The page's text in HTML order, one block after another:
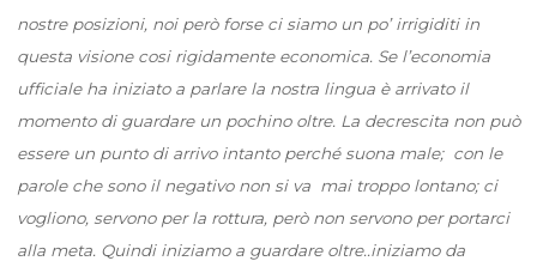
nostre posizioni, noi però forse ci siamo un po’ irrigiditi in
questa visione cosi rigidamente economica. Se l’economia
ufficiale ha iniziato a parlare la nostra lingua è arrivato il
momento di guardare un pochino oltre. La decrescita non può
essere un punto di arrivo intanto perché suona male; con le
parole che sono il negativo non si va mai troppo lontano; ci
vogliono, servono per la rottura, però non servono per portarci
alla meta. Quindi iniziamo a guardare oltre..iniziamo da